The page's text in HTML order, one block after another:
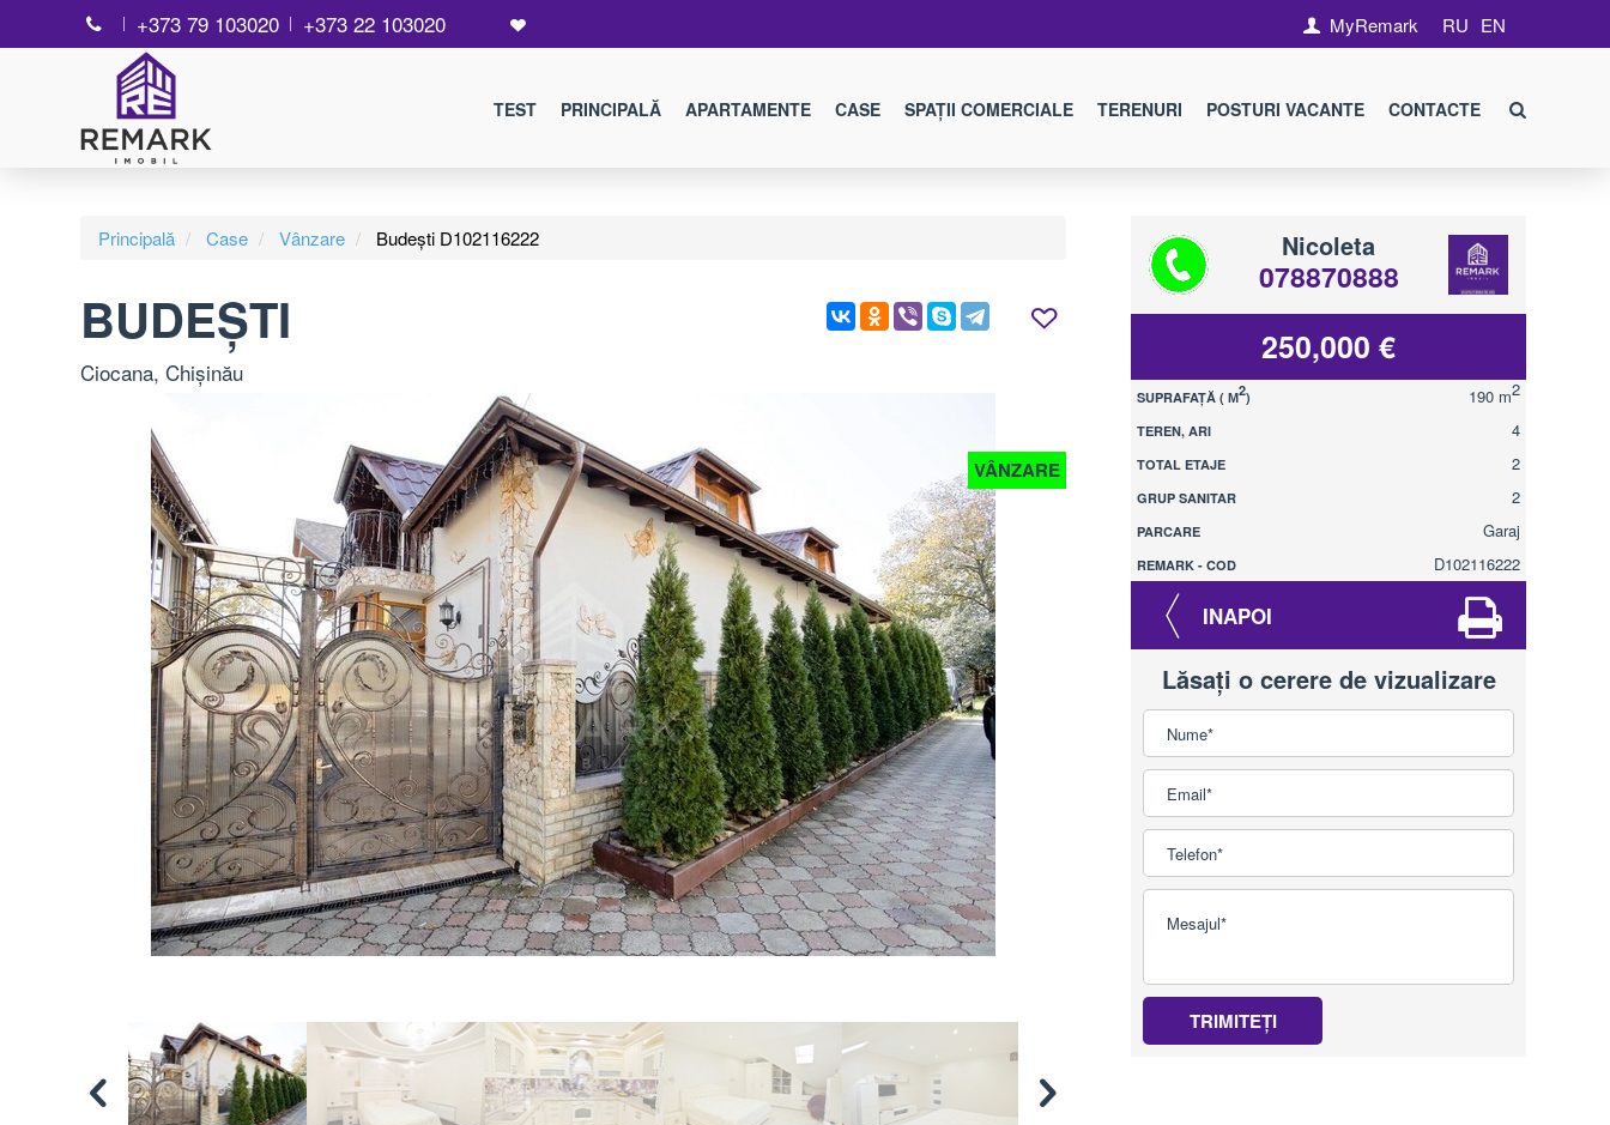
+373 79 103020 +373 22 103020 MyRemark RU EN
TEST PRINCIPALĂ APARTAMENTE CASE SPAȚII COMERCIALE TERENURI POSTURI VACANTE CONTACTE
Principală Case Vânzare Budești D102116222
VÂNZARE
BUDEȘTI
Ciocana, Chișinău
Nicoleta
078870888
250,000 €
SUPRAFAȚĂ ( М2) 190 m2
TEREN, ARI 4
TOTAL ETAJE 2
GRUP SANITAR 2
PARCARE Garaj
REMARK - COD D102116222
INAPOI
Lăsați o cerere de vizualizare
TRIMITEȚI